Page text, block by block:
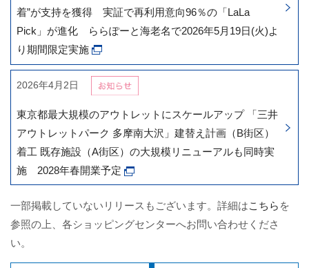
着”が支持を獲得 実証で再利用意向96％の「LaLa
Pick」が進化 ららぽーと海老名で2026年5月19日(火)よ
り期間限定実施
2026年4月2日
東京都最大規模のアウトレットにスケールアップ 「三井
アウトレットパーク 多摩南大沢」建替え計画（B街区）
着工 既存施設（A街区）の大規模リニューアルも同時実
施 2028年春開業予定
一部掲載していないリリースもございます。詳細はこちら を
参照の上、各ショッピングセンターへお問い合わせくださ
い。